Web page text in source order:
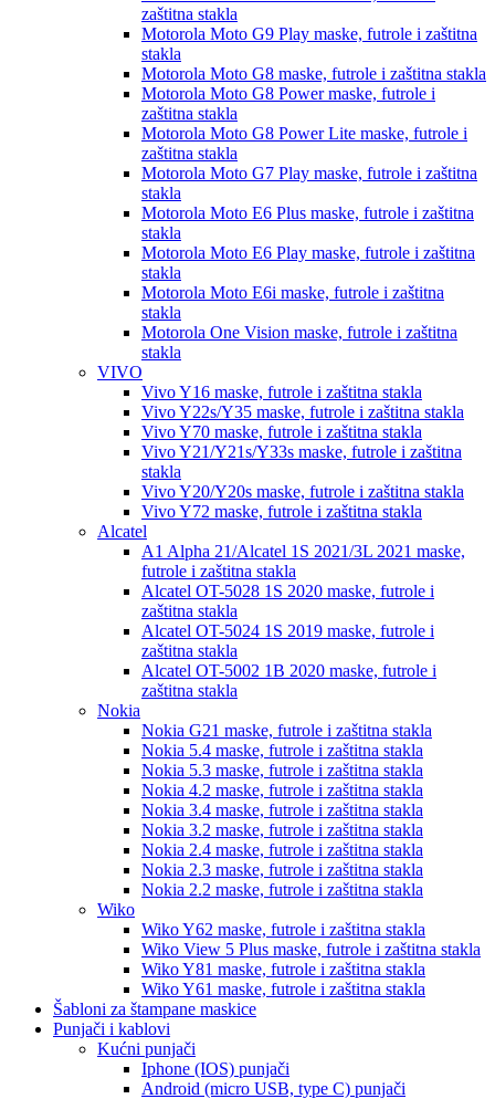
zaštitna stakla
Motorola Moto G9 Play maske, futrole i zaštitna
stakla
Motorola Moto G8 maske, futrole i zaštitna stakla
Motorola Moto G8 Powermaske, futrole i
zaštitna stakla
Motorola Moto G8 Power Lite maske, futrole i
zaštitna stakla
Motorola Moto G7 Play maske, futrole i zaštitna
stakla
Motorola Moto E6 Plus maske, futrole i zaštitna
stakla
Motorola Moto E6 Play maske, futrole i zaštitna
stakla
Motorola Moto E6i maske, futrole i zaštitna
stakla
Motorola One Vision maske, futrole i zaštitna
stakla
VIVO
Vivo Y16 maske, futrole i zaštitna stakla
Vivo Y22s/Y35 maske, futrole i zaštitna stakla
Vivo Y70 maske, futrole i zaštitna stakla
Vivo Y21/Y21s/Y33s maske, futrole i zaštitna
stakla
Vivo Y20/Y20s maske, futrole i zaštitna stakla
Vivo Y72 maske, futrole i zaštitna stakla
Alcatel
A1 Alpha 21/Alcatel 1S 2021/3L 2021 maske,
futrole i zaštitna stakla
Alcatel OT-5028 1S 2020 maske, futrole i
zaštitna stakla
Alcatel OT-5024 1S 2019 maske, futrole i
zaštitna stakla
Alcatel OT-5002 1B 2020 maske, futrole i
zaštitna stakla
Nokia
Nokia G21 maske, futrole i zaštitna stakla
Nokia 5.4 maske, futrole i zaštitna stakla
Nokia 5.3 maske, futrole i zaštitna stakla
Nokia 4.2 maske, futrole i zaštitna stakla
Nokia 3.4 maske, futrole i zaštitna stakla
Nokia 3.2 maske, futrole i zaštitna stakla
Nokia 2.4 maske, futrole i zaštitna stakla
Nokia 2.3 maske, futrole i zaštitna stakla
Nokia 2.2 maske, futrole i zaštitna stakla
Wiko
Wiko Y62 maske, futrole i zaštitna stakla
Wiko View 5 Plus maske, futrole i zaštitna stakla
Wiko Y81 maske, futrole i zaštitna stakla
Wiko Y61 maske, futrole i zaštitna stakla
Šabloni za štampane maskice
Punjači i kablovi
Kućni punjači
Iphone (IOS) punjači
Android (micro USB, type C) punjači